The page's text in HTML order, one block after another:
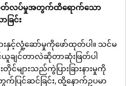
တ်လပ်မှုအတွက်ထိရောက်သော
ြင်း
းနှင့်လှုံ့ဆော်မှုကိုဖော်ထုတ်ပါ။ သင်မ
ချင်တာလဲဆိုတာဆုံးဖြတ်ပါ
ျားသည်ကွဲပြားခြားနားမှုကို
က်ပြင်ဆင်ခြင်း, ထို့နောက်ဥပမာ